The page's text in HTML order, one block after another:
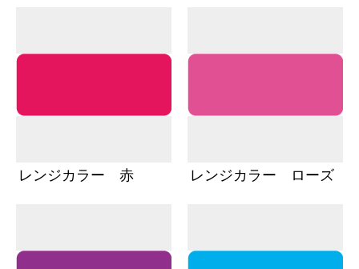
レンジカラー 赤 レンジカラー ローズ